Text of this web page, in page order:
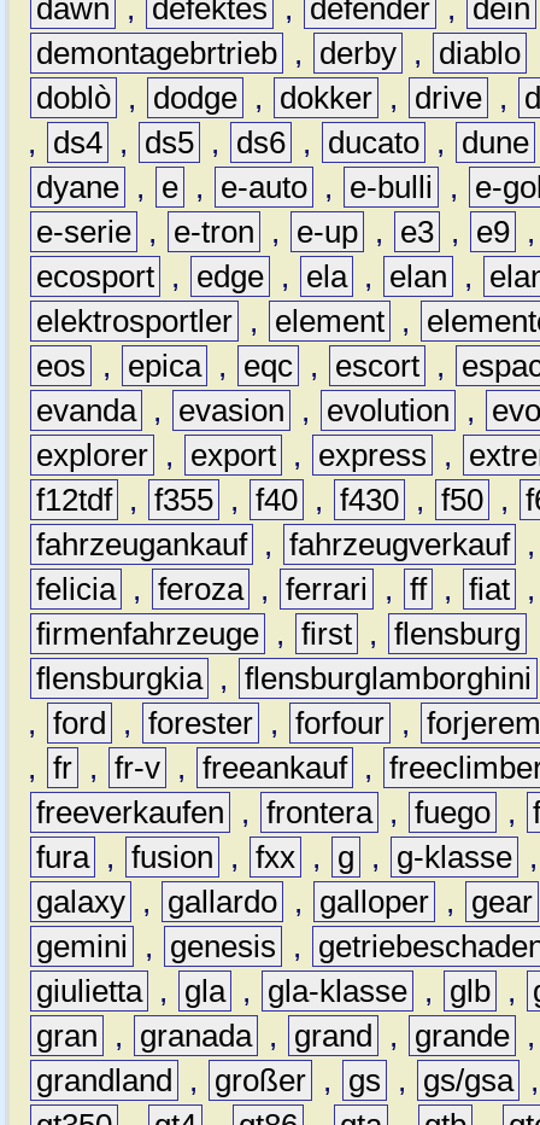
dawn , defektes , defender , dein
demontagebrtrieb , derby , diablo
doblò , dodge , dokker , drive ,
,
ds4 , ds5 , ds6 , ducato , dune
dyane , e , e-auto , e-bulli ,
e-
e-serie , e-tron , e-up , e3 , e9
ecosport , edge , ela , elan ,
elektrosportler , element ,
eos
, epica , eqc , escort ,
evanda , evasion , evolution ,
explorer , export , express ,
f12tdf , f355 , f40 , f430 , f50 ,
fahrzeugankauf , fahrzeugverkauf
felicia , feroza , ferrari , ff , fiat
firmenfahrzeuge , first , flensburg
flensburgkia , flensburglamborghini
, ford , forester , forfour ,
, fr , fr-v , freeankauf ,
freeverkaufen
, frontera , fuego ,
fura , fusion , fxx , g , g-klasse
galaxy , gallardo , galloper ,
gear
gemini
, genesis ,
giulietta , gla , gla-klasse , glb ,
gran
, granada , grand , grande
grandland
, großer , gs , gs/gsa